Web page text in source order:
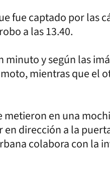
fue captado por las
a las 13.40.
y según las
mientras que el
en una
dirección a la
colabora con la